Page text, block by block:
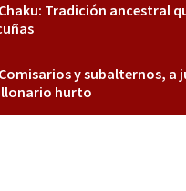
Tradición ancestral
y subalternos, a
hurto